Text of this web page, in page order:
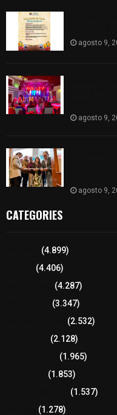
agosto 9,
agosto 9,
agosto 9,
CATEGORIES
(4.899)
(4.406)
(4.287)
(3.347)
(2.532)
(2.128)
(1.965)
(1.853)
(1.537)
(1.278)